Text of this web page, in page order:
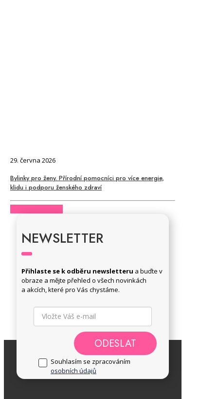
29. června 2026
Bylinky pro ženy. Přírodní pomocníci pro více energie,
klidu i podporu ženského zdraví
NEWSLETTER
Přihlaste se k odběru newsletteru a buďte v
obraze a mějte přehled o všech novinkách
a akcích, které pro Vás chystáme.
ODESLAT
Souhlasím se zpracováním
osobních údajů